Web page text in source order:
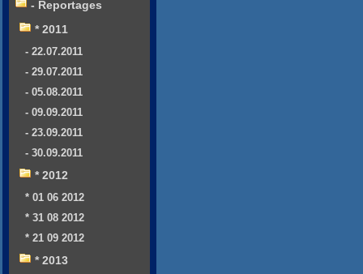
- Reportages
* 2011
- 22.07.2011
- 29.07.2011
- 05.08.2011
- 09.09.2011
- 23.09.2011
- 30.09.2011
* 2012
* 01 06 2012
* 31 08 2012
* 21 09 2012
* 2013